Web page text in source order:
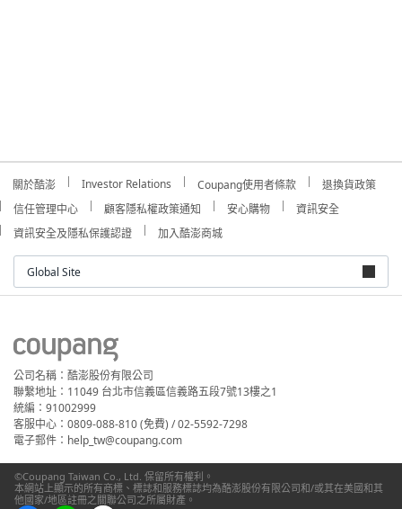
關於酷澎 Investor Relations Coupang使用者條款
退換貨政策
信任管理中心
顧客隱私權政策通知 安心購物
資訊安全
資訊安全及隱私保護認證
加入酷澎商城
Global Site
公司名稱：酷澎股份有限公司
聯繫地址：11049 台北市信義區信義路五段7號13樓之1
統編：91002999
客服中心：0809-088-810 (免費) / 02-5592-7298
電子郵件：help_tw@coupang.com
©Coupang Taiwan Co., Ltd. 保留所有權利。
本網站上顯示的所有商標、標誌和服務標誌均為酷澎股份有限公司和/或其在美國和其
他國家/地區註冊之關聯公司之所屬財產。